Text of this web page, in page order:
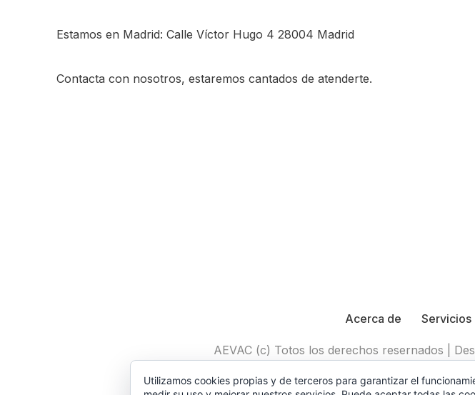
Estamos en Madrid: Calle Víctor Hugo 4 28004 Madrid
Contacta con nosotros, estaremos cantados de atenderte.
Acerca de Servicios
AEVAC (c) Totos los derechos resernados |
Utilizamos cookies propias y de terceros para garantizar el